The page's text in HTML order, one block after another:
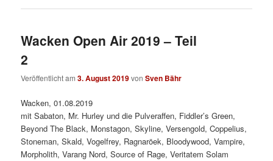
Wacken Open Air 2019 – Teil
2
Veröffentlicht am3. August 2019vonSven Bähr
Wacken, 01.08.2019
mit Sabaton, Mr. Hurley und die Pulveraffen, Fiddler’s Green,
Beyond The Black, Monstagon, Skyline, Versengold, Coppelius,
Stoneman, Skald, Vogelfrey, Ragnaröek, Bloodywood, Vampire,
Morpholith, Varang Nord, Source of Rage, Veritatem Solam